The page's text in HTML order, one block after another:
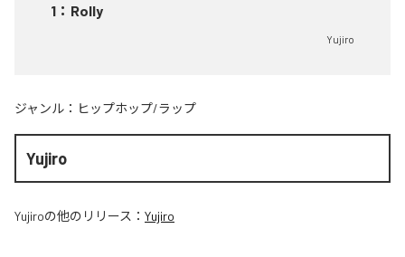
1 ： Rolly
Yujiro
ジャンル： ヒップホップ/ラップ
Yujiro
Yujiroの他のリリース： Yujiro